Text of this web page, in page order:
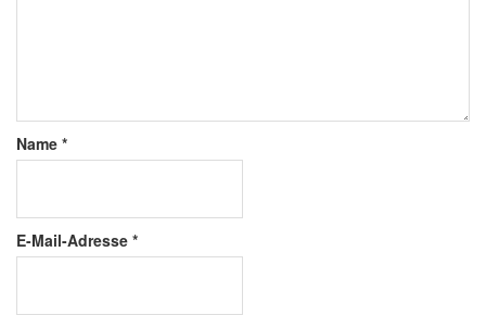
Name *
E-Mail-Adresse *